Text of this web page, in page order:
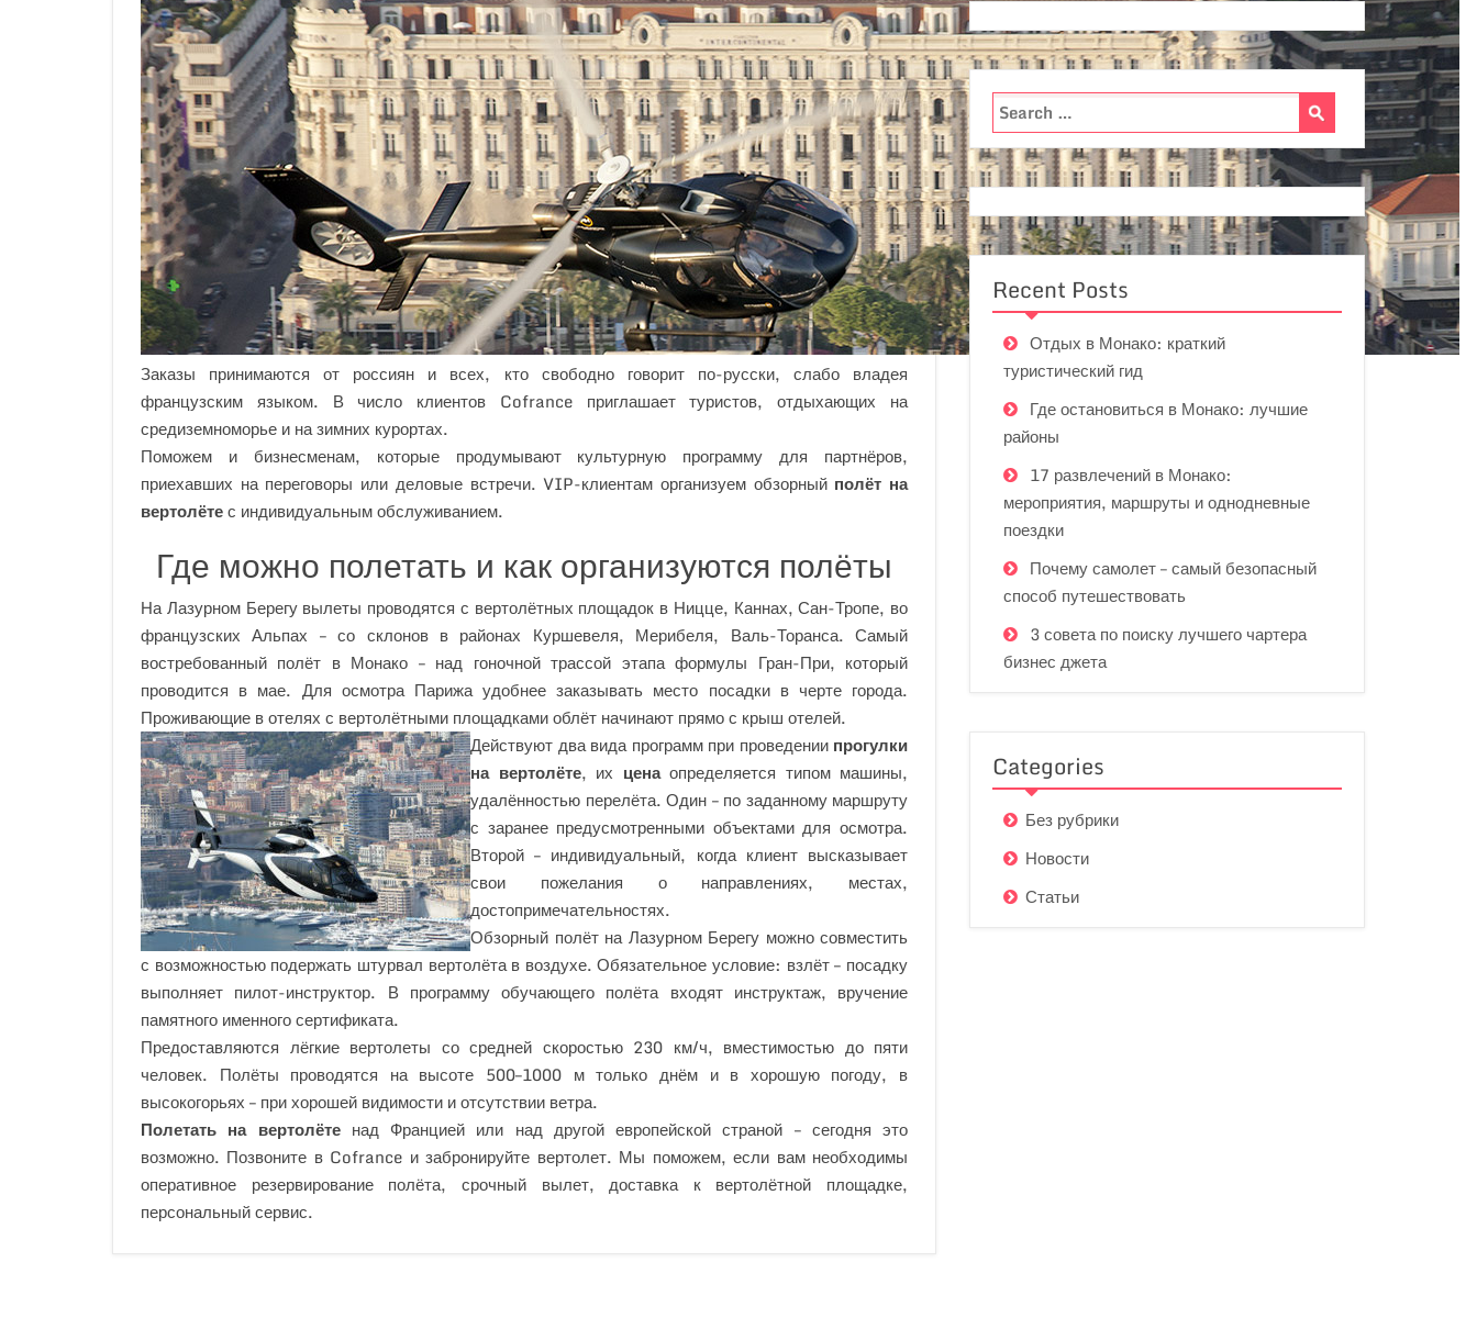
Заказы принимаются от россиян и всех, кто свободно говорит по-русски, слабо владея
французским языком. В число клиентов Cofrance приглашает туристов, отдыхающих на
средиземноморье и на зимних курортах.
Поможем и бизнесменам, которые продумывают культурную программу для партнёров,
приехавших на переговоры или деловые встречи. VIP-клиентам организуем обзорный полёт на
вертолётес индивидуальным обслуживанием.
Где можно полетать и как организуются полёты
На Лазурном Берегу вылеты проводятся с вертолётных площадок в Ницце, Каннах, Сан-Тропе, во
французских Альпах – со склонов в районах Куршевеля, Мерибеля, Валь-Торанса. Самый
востребованный полёт в Монако – над гоночной трассой этапа формулы Гран-При, который
проводится в мае. Для осмотра Парижа удобнее заказывать место посадки в черте города.
Проживающие в отелях с вертолётными площадками облёт начинают прямо с крыш отелей.
Действуют два вида программ при проведении прогулки
на вертолёте, их ценаопределяется типом машины,
удалённостью перелёта. Один – по заданному маршруту
с заранее предусмотренными объектами для осмотра.
Второй – индивидуальный, когда клиент высказывает
свои пожелания о направлениях, местах,
достопримечательностях.
Обзорный полёт на Лазурном Берегу можно совместить
с возможностью подержать штурвал вертолёта в воздухе. Обязательное условие: взлёт – посадку
выполняет пилот-инструктор. В программу обучающего полёта входят инструктаж, вручение
памятного именного сертификата.
Предоставляются лёгкие вертолеты со средней скоростью 230 км/ч, вместимостью до пяти
человек. Полёты проводятся на высоте 500–1000 м только днём и в хорошую погоду, в
высокогорьях – при хорошей видимости и отсутствии ветра.
Полетать на вертолётенад Францией или над другой европейской страной – сегодня это
возможно. Позвоните в Cofrance и забронируйте вертолет. Мы поможем, если вам необходимы
оперативное резервирование полёта, срочный вылет, доставка к вертолётной площадке,
персональный сервис.
Recent Posts
Отдых в Монако: краткий
туристический гид
Где остановиться в Монако: лучшие
районы
17 развлечений в Монако:
мероприятия, маршруты и однодневные
поездки
Почему самолет – самый безопасный
способ путешествовать
3 совета по поиску лучшего чартера
бизнес джета
Categories
Без рубрики
Новости
Статьи